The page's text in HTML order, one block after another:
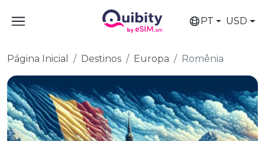
PT USD
Página Inicial Destinos Europa Romênia